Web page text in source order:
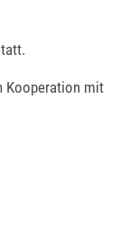
Kooperation mit